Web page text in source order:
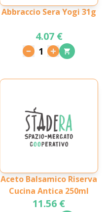
Abbraccio Sera Yogi 31g
4.07 €
1
Aceto Balsamico Riserva
Cucina Antica 250ml
11.56 €